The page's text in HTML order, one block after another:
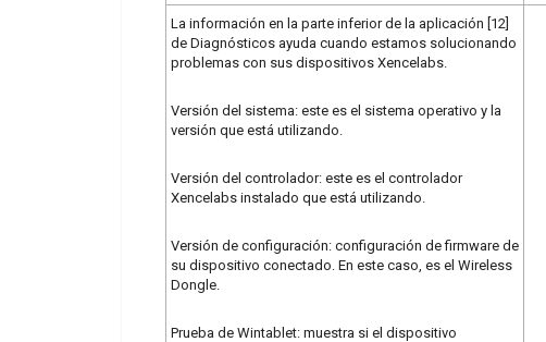
La información en la parte inferior de la aplicación [12]
de Diagnósticos ayuda cuando estamos solucionando
problemas con sus dispositivos Xencelabs.
Versión del sistema: este es el sistema operativo y la
versión que está utilizando.
Versión del controlador: este es el controlador
Xencelabs instalado que está utilizando.
Versión de configuración: configuración de firmware de
su dispositivo conectado. En este caso, es el Wireless
Dongle.
Prueba de Wintablet: muestra si el dispositivo